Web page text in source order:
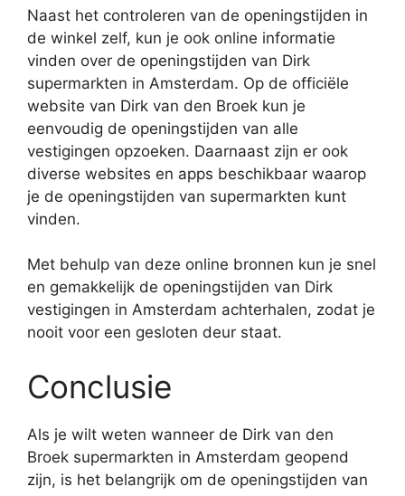
Naast het controleren van de openingstijden in
de winkel zelf, kun je ook online informatie
vinden over de openingstijden van Dirk
supermarkten in Amsterdam. Op de officiële
website van Dirk van den Broek kun je
eenvoudig de openingstijden van alle
vestigingen opzoeken. Daarnaast zijn er ook
diverse websites en apps beschikbaar waarop
je de openingstijden van supermarkten kunt
vinden.
Met behulp van deze online bronnen kun je snel
en gemakkelijk de openingstijden van Dirk
vestigingen in Amsterdam achterhalen, zodat je
nooit voor een gesloten deur staat.
Conclusie
Als je wilt weten wanneer de Dirk van den
Broek supermarkten in Amsterdam geopend
zijn, is het belangrijk om de openingstijden van